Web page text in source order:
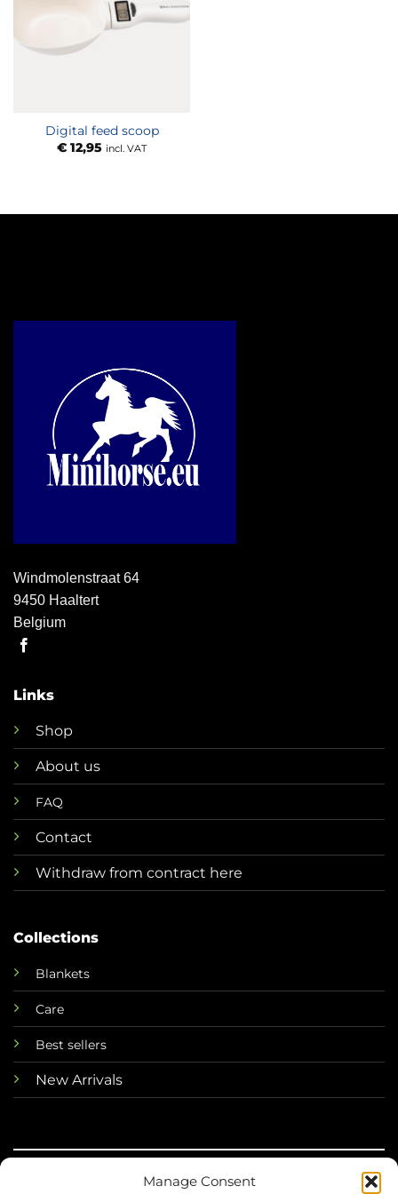
Manage Consent
Digital feed scoop
€12,95 incl. VAT
Windmolenstraat 64
9450 Haaltert
Belgium
Links
Shop
About us
FAQ
Contact
Withdraw from contract here
Collections
Blankets
Care
Best sellers
New Arrivals